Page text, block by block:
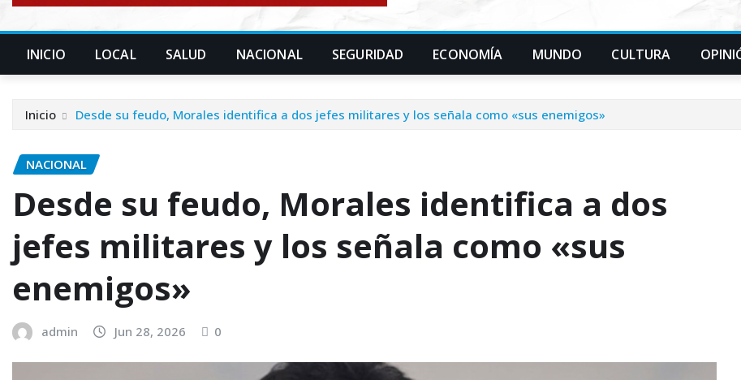
INICIO LOCAL SALUD NACIONAL SEGURIDAD ECONOMÍA MUNDO CULTURA
Inicio Desde su feudo, Morales identifica a dos jefes militares y los señala como «sus enemigos»
NACIONAL
Desde su feudo, Morales identifica a dos
jefes militares y los señala como «sus
enemigos»
admin Jun 28, 2026 0